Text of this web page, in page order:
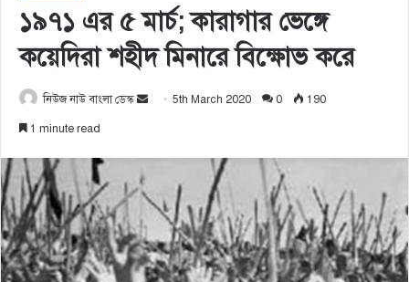
১৯৭১ এর ৫ মার্চ; কারাগার ভেঙ্গে
কয়েদিরা শহীদ মিনারে বিক্ষোভ করে
নিউজ নাউ বাংলা ডেস্ক
n
m
a
5th March 2020 0 190
1 minute read